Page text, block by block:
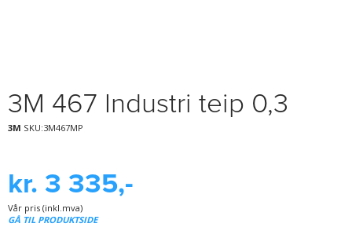
3M 467 Industri teip 0,3
3M SKU:3M467MP
kr. 3 335,-
Vår pris (inkl.mva)
GÅ TIL PRODUKTSIDE